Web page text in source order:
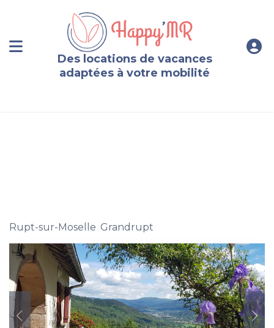
Des locations de vacances
adaptées à votre mobilité
Rupt-sur-Moselle Grandrupt